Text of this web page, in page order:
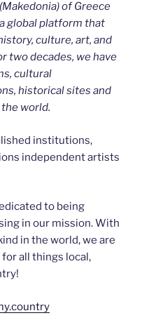
of Greece
global platform that
culture, art, and
two decades, we have
cultural
historical sites and
world.
institutions,
independent artists
to being
in our mission. With
in the world, we are
all things local,